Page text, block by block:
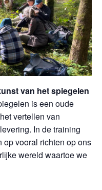
van het spiegelen
is een oude
vertellen van
In de training
vooral richten op ons
wereld waartoe we